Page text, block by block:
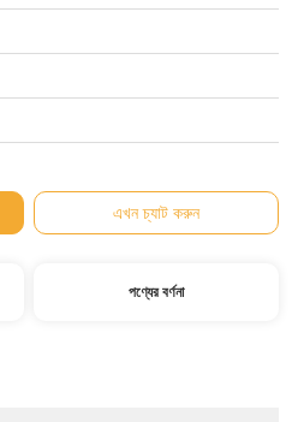
এখন চ্যাট করুন
পণ্যের বর্ণনা